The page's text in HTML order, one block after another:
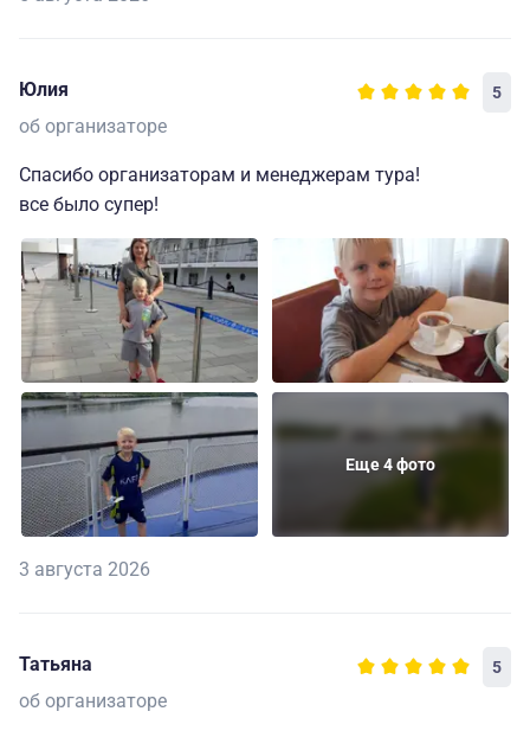
Юлия 5
об организаторе
Спасибо организаторам и менеджерам тура!
все было супер!
Еще 4 фото
3 августа 2026
Татьяна 5
об организаторе